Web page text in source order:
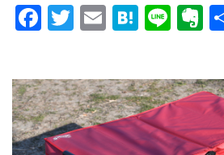
Facebook
Twitter
EmailHatena
Line